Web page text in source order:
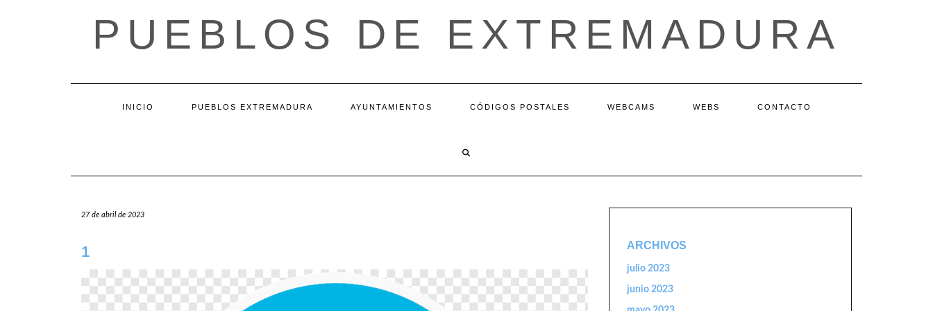
PUEBLOS DE EXTREMADURA
INICIO PUEBLOS EXTREMADURA AYUNTAMIENTOS CÓDIGOS POSTALES WEBCAMS WEBS CONTACTO
27 de abril de 2023
1 ARCHIVOS
julio 2023
junio 2023